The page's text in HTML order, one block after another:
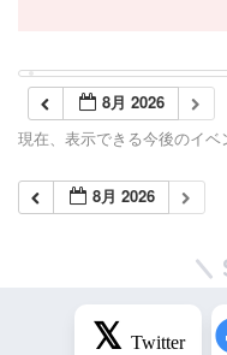
8月 2026
現在、表示できる今後のイベ
8月 2026